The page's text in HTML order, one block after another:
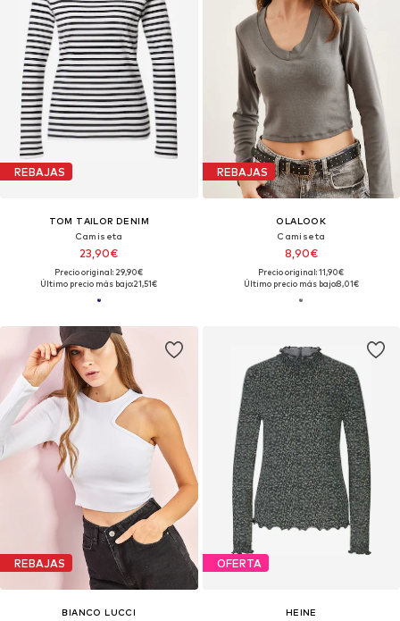
REBAJAS
TOM TAILOR DENIM
Camiseta
23,90€
Precio original: 29,90€
Último precio más bajo:21,51€
REBAJAS
OLALOOK
Camiseta
8,90€
Precio original: 11,90€
Último precio más bajo:8,01€
REBAJAS
BIANCO LUCCI
OFERTA
HEINE